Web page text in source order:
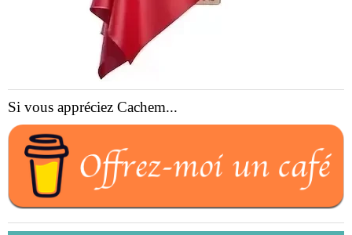
Si vous appréciez Cachem...